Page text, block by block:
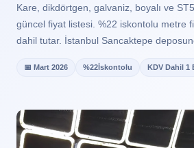
Kare, dikdörtgen, galvaniz, boyalı ve
güncel fiyat listesi. %22 iskontolu metre
dahil tutar. İstanbul Sancaktepe
📅 Mart 2026 %22İskontolu KDV Dahil 1